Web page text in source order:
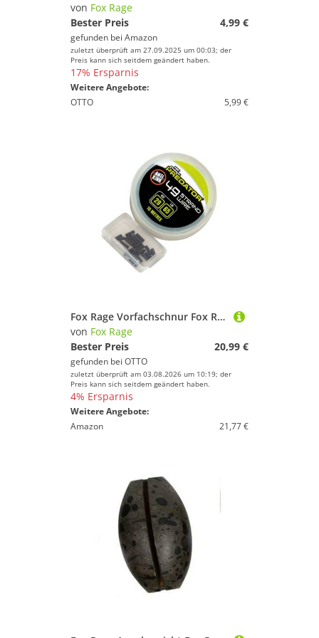
von Fox Rage
Bester Preis
4,99 €
gefunden bei Amazon
zuletzt überprüft am 27.09.2025 um 00:03; der
Preis kann sich seitdem geändert haben.
17% Ersparnis
Weitere Angebote:
OTTO
5,99 €
Fox Rage Vorfachschnur Fox Rage Predator 49-Strand Steel Wire 29kg - 10m Stahlvorfach, (10-St)
von Fox Rage
Bester Preis
20,99 €
gefunden bei OTTO
zuletzt überprüft am 03.08.2026 um 10:19; der
Preis kann sich seitdem geändert haben.
4% Ersparnis
Weitere Angebote:
Amazon
21,77 €